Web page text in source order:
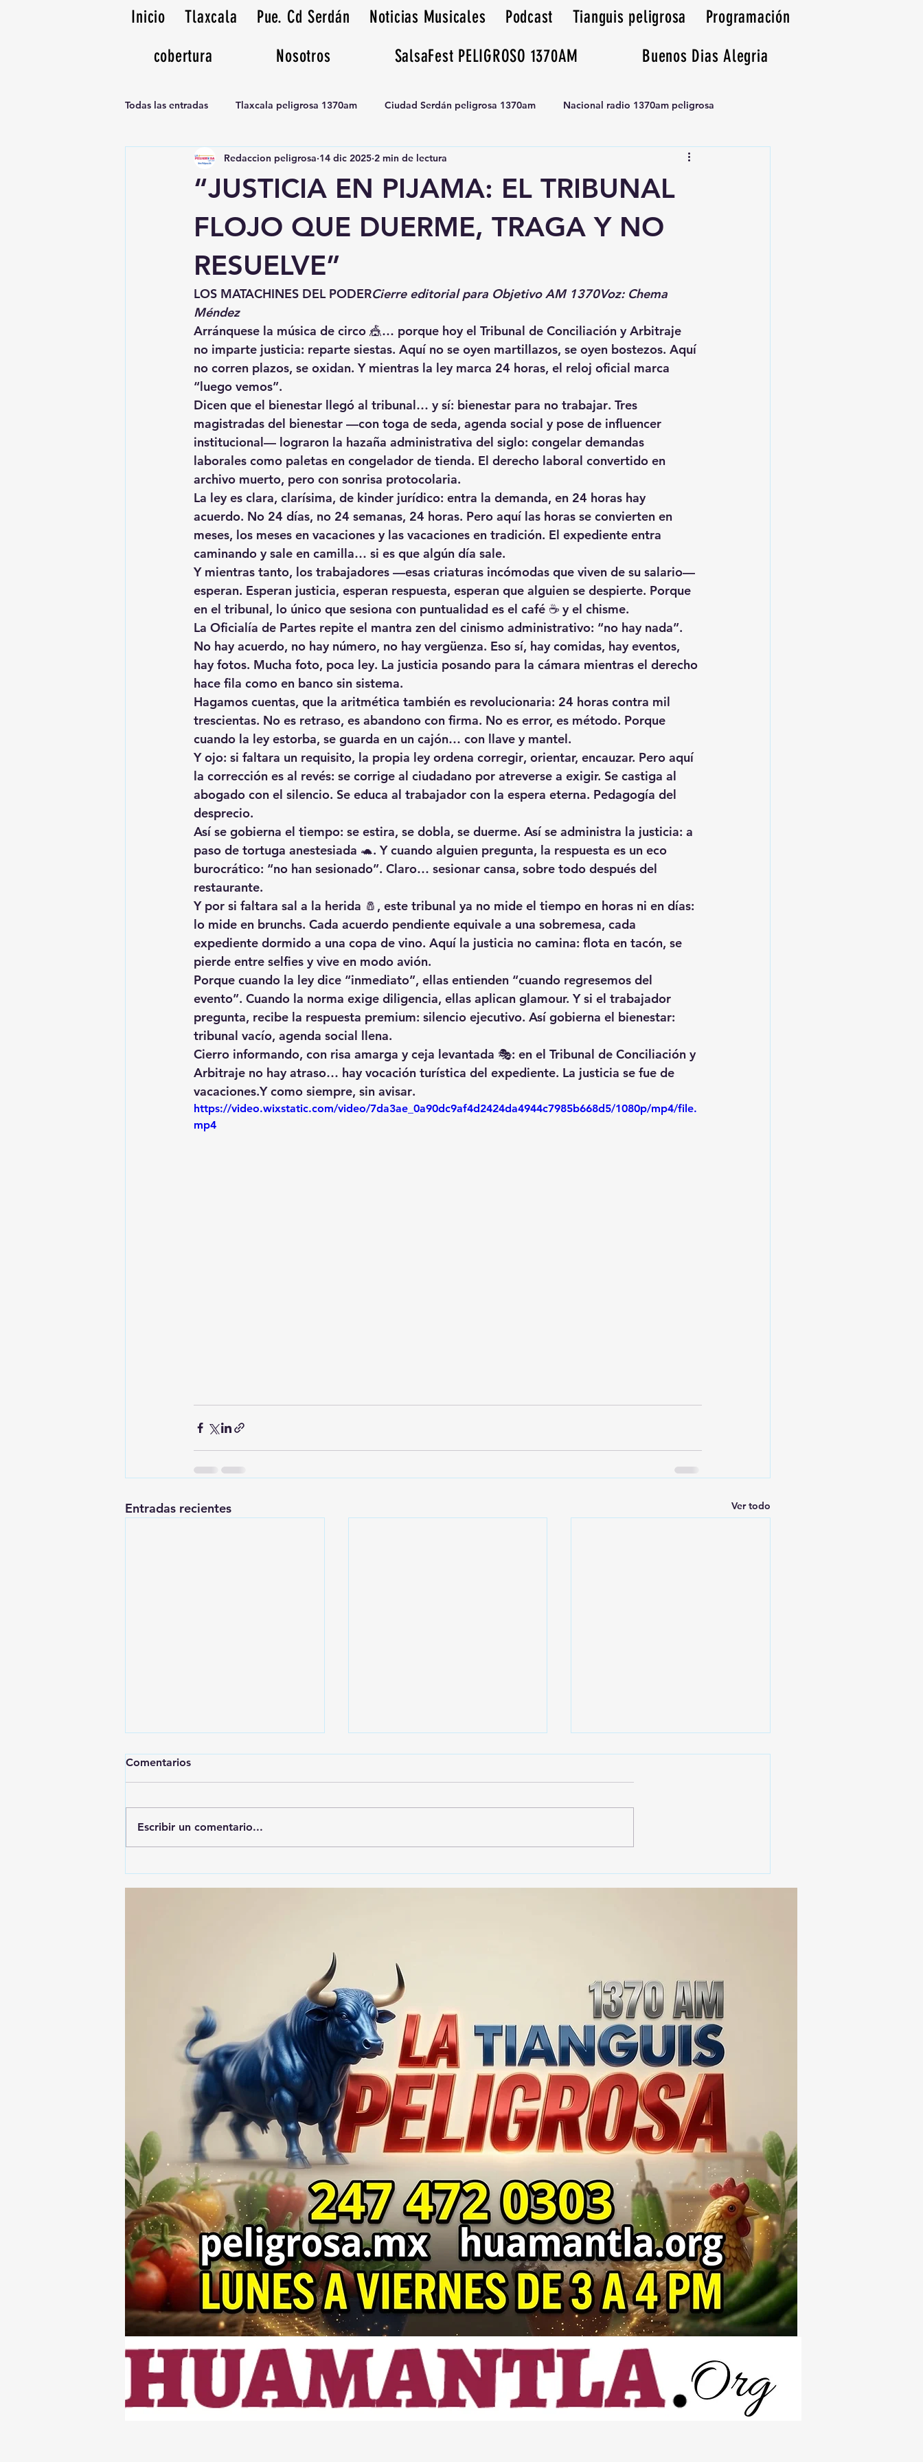
Inicio Tlaxcala Pue. Cd Serdán Noticias Musicales Podcast Tianguis peligrosa
Programación
cobertura
Nosotros SalsaFest PELIGROSO 1370AM Buenos Dias Alegria
Todas las entradas Tlaxcala peligrosa 1370am Ciudad Serdán peligrosa 1370am Nacional radio 1370am peligrosa
Noticias Musicales radio 1370am Tianguis peligrosa 1370am huamantla
“JUSTICIA EN PIJAMA: EL TRIBUNAL
FLOJO QUE DUERME, TRAGA Y NO
RESUELVE”
Redaccion peligrosa 14 dic 2025 2 min de lectura
LOS MATACHINES DEL PODERCierre editorial para Objetivo AM 1370Voz: Chema
Méndez
Arránquese la música de circo 🎪… porque hoy el Tribunal de Conciliación y Arbitraje
no imparte justicia: reparte siestas. Aquí no se oyen martillazos, se oyen bostezos. Aquí
no corren plazos, se oxidan. Y mientras la ley marca 24 horas, el reloj oficial marca
“luego vemos”.
Dicen que el bienestar llegó al tribunal… y sí: bienestar para no trabajar. Tres
magistradas del bienestar —con toga de seda, agenda social y pose de influencer
institucional— lograron la hazaña administrativa del siglo: congelar demandas
laborales como paletas en congelador de tienda. El derecho laboral convertido en
archivo muerto, pero con sonrisa protocolaria.
La ley es clara, clarísima, de kinder jurídico: entra la demanda, en 24 horas hay
acuerdo. No 24 días, no 24 semanas, 24 horas. Pero aquí las horas se convierten en
meses, los meses en vacaciones y las vacaciones en tradición. El expediente entra
caminando y sale en camilla… si es que algún día sale.
Y mientras tanto, los trabajadores —esas criaturas incómodas que viven de su salario—
esperan. Esperan justicia, esperan respuesta, esperan que alguien se despierte. Porque
en el tribunal, lo único que sesiona con puntualidad es el café ☕ y el chisme.
La Oficialía de Partes repite el mantra zen del cinismo administrativo: “no hay nada”.
No hay acuerdo, no hay número, no hay vergüenza. Eso sí, hay comidas, hay eventos,
hay fotos. Mucha foto, poca ley. La justicia posando para la cámara mientras el derecho
hace fila como en banco sin sistema.
Hagamos cuentas, que la aritmética también es revolucionaria: 24 horas contra mil
trescientas. No es retraso, es abandono con firma. No es error, es método. Porque
cuando la ley estorba, se guarda en un cajón… con llave y mantel.
Y ojo: si faltara un requisito, la propia ley ordena corregir, orientar, encauzar. Pero aquí
la corrección es al revés: se corrige al ciudadano por atreverse a exigir. Se castiga al
abogado con el silencio. Se educa al trabajador con la espera eterna. Pedagogía del
desprecio.
Así se gobierna el tiempo: se estira, se dobla, se duerme. Así se administra la justicia: a
paso de tortuga anestesiada 🐢. Y cuando alguien pregunta, la respuesta es un eco
burocrático: “no han sesionado”. Claro… sesionar cansa, sobre todo después del
restaurante.
Y por si faltara sal a la herida 🧂, este tribunal ya no mide el tiempo en horas ni en días:
lo mide en brunchs. Cada acuerdo pendiente equivale a una sobremesa, cada
expediente dormido a una copa de vino. Aquí la justicia no camina: flota en tacón, se
pierde entre selfies y vive en modo avión.
Porque cuando la ley dice “inmediato”, ellas entienden “cuando regresemos del
evento”. Cuando la norma exige diligencia, ellas aplican glamour. Y si el trabajador
pregunta, recibe la respuesta premium: silencio ejecutivo. Así gobierna el bienestar:
tribunal vacío, agenda social llena.
Cierro informando, con risa amarga y ceja levantada 🎭: en el Tribunal de Conciliación y
Arbitraje no hay atraso… hay vocación turística del expediente. La justicia se fue de
vacaciones.Y como siempre, sin avisar.
https://video.wixstatic.com/video/7da3ae_0a90dc9af4d2424da4944c7985b668d5/1080p/mp4/file.
mp4
Entradas recientes Ver todo
QUE TODOS ESTÁN
A PRESUNTO
GOBIERNO ADMITE QUE
Comentarios
Escribir un comentario...